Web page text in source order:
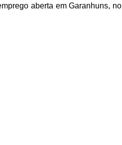
aberta em Garanhuns, no